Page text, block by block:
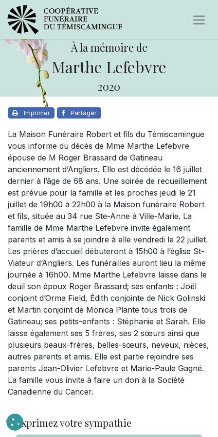
À la mémoire de
Marthe Lefebvre
2020
Imprimer Partager
La Maison Funéraire Robert et fils du Témiscamingue
vous informe du décès de Mme Marthe Lefebvre
épouse de M Roger Brassard de Gatineau
anciennement d’Angliers. Elle est décédée le 16 juillet
dernier à l’âge de 68 ans. Une soirée de recueillement
est prévue pour la famille et les proches jeudi le 21
juillet de 19h00 à 22h00 à la Maison funéraire Robert
et fils, située au 34 rue Ste-Anne à Ville-Marie. La
famille de Mme Marthe Lefebvre invite également
parents et amis à se joindre à elle vendredi le 22 juillet.
Les prières d’accueil débuteront à 15h00 à l’église St-
Viateur d’Angliers. Les funérailles auront lieu la même
journée à 16h00. Mme Marthe Lefebvre laisse dans le
deuil son époux Roger Brassard; ses enfants : Joël
conjoint d’Orma Field, Édith conjointe de Nick Golinski
et Martin conjoint de Monica Plante tous trois de
Gatineau; ses petits-enfants : Stéphanie et Sarah. Elle
laisse également ses 5 frères, ses 2 sœurs ainsi que
plusieurs beaux-frères, belles-sœurs, neveux, nièces,
autres parents et amis. Elle est partie rejoindre ses
parents Jean-Olivier Lefebvre et Marie-Paule Gagné.
La famille vous invite à faire un don à la Société
Canadienne du Cancer.
Exprimez votre sympathie